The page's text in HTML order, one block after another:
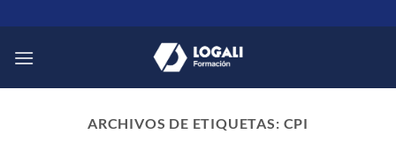
al
contenido
ARCHIVOS DE ETIQUETAS: CPI